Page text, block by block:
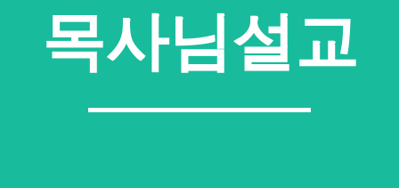
목사님설교